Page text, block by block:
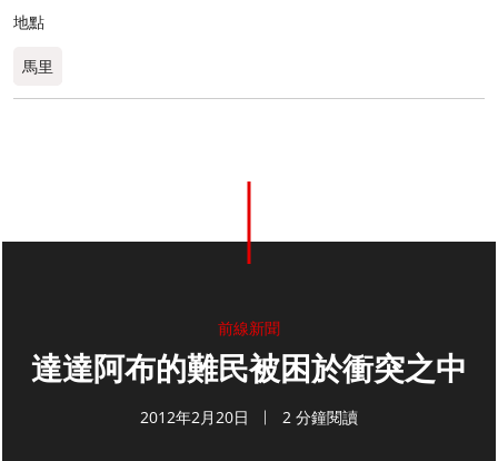
地點
馬里
前線新聞
達達阿布的難民被困於衝突之中
2012年2月20日 2 分鐘閱讀